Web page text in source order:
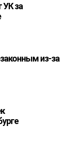
УК за
из-за